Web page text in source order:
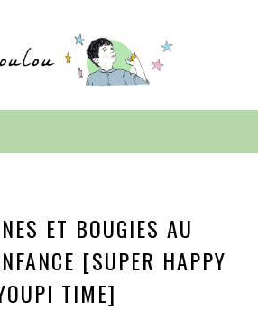
ET BOUGIES AU
[SUPER HAPPY
TIME]